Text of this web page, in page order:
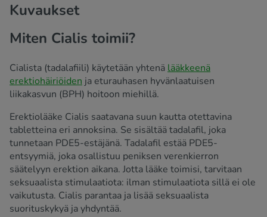
Kuvaukset
Miten Cialis toimii?
Cialista (tadalafiili) käytetään yhtenä lääkkeenä
erektiohäiriöiden ja eturauhasen hyvänlaatuisen
liikakasvun (BPH) hoitoon miehillä.
Erektiolääke Cialis saatavana suun kautta otettavina
tabletteina eri annoksina. Se sisältää tadalafil, joka
tunnetaan PDE5-estäjänä. Tadalafil estää PDE5-
entsyymiä, joka osallistuu peniksen verenkierron
säätelyyn erektion aikana. Jotta lääke toimisi, tarvitaan
seksuaalista stimulaatiota: ilman stimulaatiota sillä ei ole
vaikutusta. Cialis parantaa ja lisää seksuaalista
suorituskykyä ja yhdyntää.